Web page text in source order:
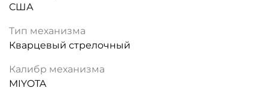
США
Тип механизма
Кварцевый стрелочный
Калибр механизма
MIYOTA